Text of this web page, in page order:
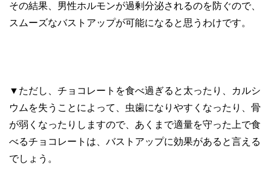
その結果、男性ホルモンが過剰分泌されるのを防ぐので、
スムーズなバストアップが可能になると思うわけです。
▼ただし、チョコレートを食べ過ぎると太ったり、カルシ
ウムを失うことによって、虫歯になりやすくなったり、骨
が弱くなったりしますので、あくまで適量を守った上で食
べるチョコレートは、バストアップに効果があると言える
でしょう。